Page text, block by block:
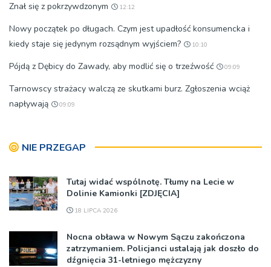
Znał się z pokrzywdzonym
12:12
Nowy początek po długach. Czym jest upadłość konsumencka i
kiedy staje się jedynym rozsądnym wyjściem?
10:10
Pójdą z Dębicy do Zawady, aby modlić się o trzeźwość 09:09
Tarnowscy strażacy walczą ze skutkami burz. Zgłoszenia wciąż
napływają
09:09
NIE PRZEGAP
Tutaj widać wspólnotę. Tłumy na Lecie w
Dolinie Kamionki [ZDJĘCIA]
18 LIPCA 2026
Nocna obława w Nowym Sączu zakończona
zatrzymaniem. Policjanci ustalają jak doszło do
dźgnięcia 31-letniego mężczyzny